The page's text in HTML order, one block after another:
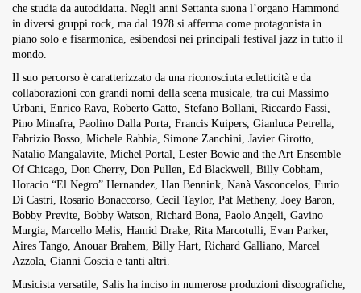
che studia da autodidatta. Negli anni Settanta suona l’organo Hammond
in diversi gruppi rock, ma dal 1978 si afferma come protagonista in
piano solo e fisarmonica, esibendosi nei principali festival jazz in tutto il
mondo.
Il suo percorso è caratterizzato da una riconosciuta ecletticità e da
collaborazioni con grandi nomi della scena musicale, tra cui Massimo
Urbani, Enrico Rava, Roberto Gatto, Stefano Bollani, Riccardo Fassi,
Pino Minafra, Paolino Dalla Porta, Francis Kuipers, Gianluca Petrella,
Fabrizio Bosso, Michele Rabbia, Simone Zanchini, Javier Girotto,
Natalio Mangalavite, Michel Portal, Lester Bowie and the Art Ensemble
Of Chicago, Don Cherry, Don Pullen, Ed Blackwell, Billy Cobham,
Horacio “El Negro” Hernandez, Han Bennink, Nanà Vasconcelos, Furio
Di Castri, Rosario Bonaccorso, Cecil Taylor, Pat Metheny, Joey Baron,
Bobby Previte, Bobby Watson, Richard Bona, Paolo Angeli, Gavino
Murgia, Marcello Melis, Hamid Drake, Rita Marcotulli, Evan Parker,
Aires Tango, Anouar Brahem, Billy Hart, Richard Galliano, Marcel
Azzola, Gianni Coscia e tanti altri.
Musicista versatile, Salis ha inciso in numerose produzioni discografiche,